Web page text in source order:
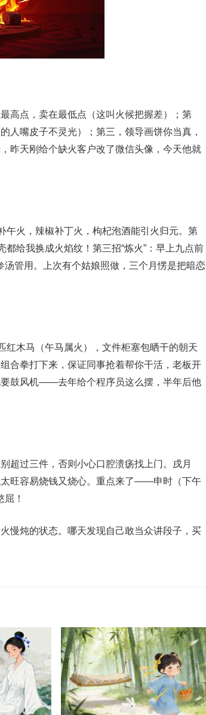
高点，卖在最低点（这叫火候把握差）；第
人嘴皮子不灵光）；第三，领导画饼你当真，
昨天刚给个缺火客户改了微信头像，今天他就
火，辣椒补丁火，枸杞泡酒能引火归元。第
都给我换成火焰纹！第三招“炼火”：早上九点前
管用。上次有个姑娘照做，三个月愣是把暗恋
红木马（午马属火），文件柜塞包晒干的朝天
合拳打下来，保证同事抢着帮你干活，老板开
鼓风机——去年给个程序员这么摆，半年后他
超过三件，否则小心口腔溃疡找上门。戌月
太旺容易烧钱又烧心。重点来了——申时（下午
！
慢炖的状态。哪天发现自己敢当众讲段子，买